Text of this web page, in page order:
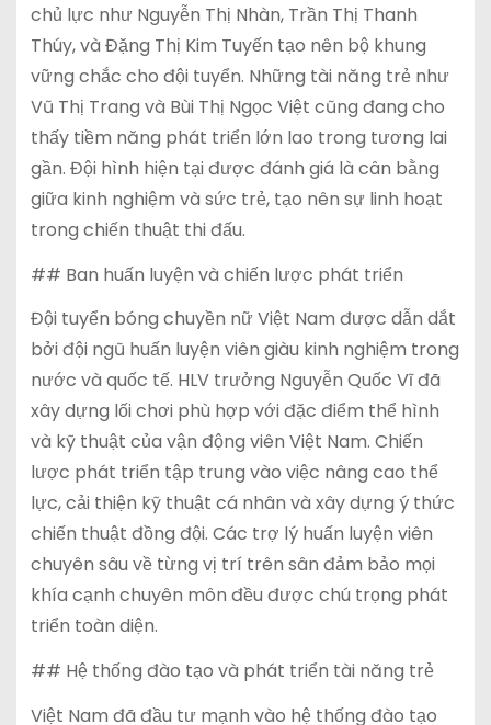
chủ lực như Nguyễn Thị Nhàn, Trần Thị Thanh
Thúy, và Đặng Thị Kim Tuyến tạo nên bộ khung
vững chắc cho đội tuyển. Những tài năng trẻ như
Vũ Thị Trang và Bùi Thị Ngọc Việt cũng đang cho
thấy tiềm năng phát triển lớn lao trong tương lai
gần. Đội hình hiện tại được đánh giá là cân bằng
giữa kinh nghiệm và sức trẻ, tạo nên sự linh hoạt
trong chiến thuật thi đấu.
## Ban huấn luyện và chiến lược phát triển
Đội tuyển bóng chuyền nữ Việt Nam được dẫn dắt
bởi đội ngũ huấn luyện viên giàu kinh nghiệm trong
nước và quốc tế. HLV trưởng Nguyễn Quốc Vĩ đã
xây dựng lối chơi phù hợp với đặc điểm thể hình
và kỹ thuật của vận động viên Việt Nam. Chiến
lược phát triển tập trung vào việc nâng cao thể
lực, cải thiện kỹ thuật cá nhân và xây dựng ý thức
chiến thuật đồng đội. Các trợ lý huấn luyện viên
chuyên sâu về từng vị trí trên sân đảm bảo mọi
khía cạnh chuyên môn đều được chú trọng phát
triển toàn diện.
## Hệ thống đào tạo và phát triển tài năng trẻ
Việt Nam đã đầu tư mạnh vào hệ thống đào tạo